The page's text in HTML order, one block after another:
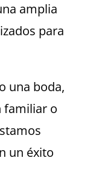
amplia
para
una boda,
familiar o
un éxito